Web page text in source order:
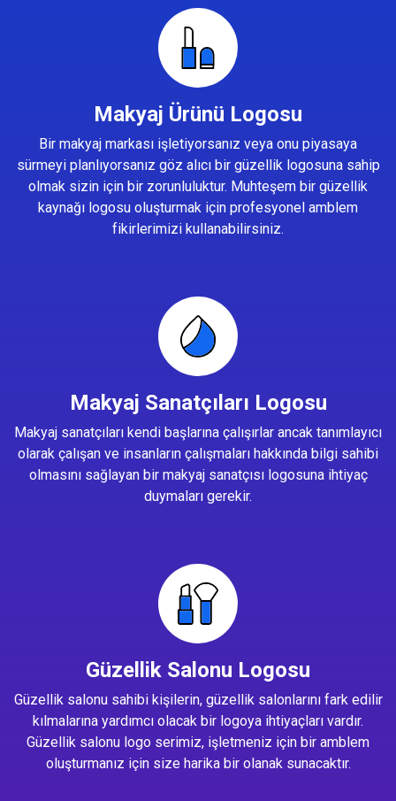
Makyaj Ürünü Logosu
Bir makyaj markası işletiyorsanız veya onu piyasaya
sürmeyi planlıyorsanız göz alıcı bir güzellik logosuna sahip
olmak sizin için bir zorunluluktur. Muhteşem bir güzellik
kaynağı logosu oluşturmak için profesyonel amblem
fikirlerimizi kullanabilirsiniz.
Makyaj Sanatçıları Logosu
Makyaj sanatçıları kendi başlarına çalışırlar ancak tanımlayıcı
olarak çalışan ve insanların çalışmaları hakkında bilgi sahibi
olmasını sağlayan bir makyaj sanatçısı logosuna ihtiyaç
duymaları gerekir.
Güzellik Salonu Logosu
Güzellik salonu sahibi kişilerin, güzellik salonlarını fark edilir
kılmalarına yardımcı olacak bir logoya ihtiyaçları vardır.
Güzellik salonu logo serimiz, işletmeniz için bir amblem
oluşturmanız için size harika bir olanak sunacaktır.